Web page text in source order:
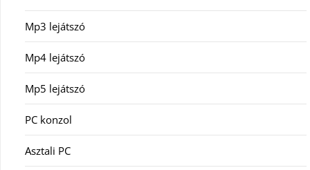
Mp3 lejátszó
Mp4 lejátszó
Mp5 lejátszó
PC konzol
Asztali PC